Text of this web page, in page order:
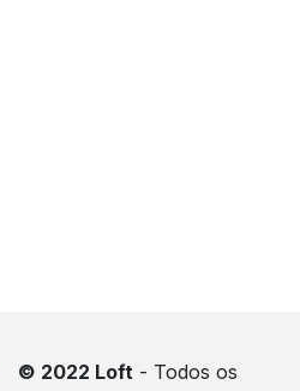
© 2022 Loft - Todos os